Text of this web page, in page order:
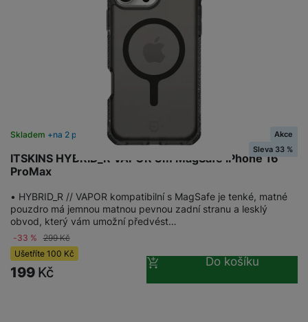
ITSKINS HYBRID_R VAPOR 3m MagSafe iPhone 16
ProMax
Skladem na 2 prodejnách
Akce
Sleva 33 %
• HYBRID_R // VAPOR kompatibilní s MagSafe je tenké, matné
pouzdro má jemnou matnou pevnou zadní stranu a lesklý
obvod, který vám umožní předvést…
-33 % 299Kč
Ušetříte 100 Kč
199 Kč
Do košíku